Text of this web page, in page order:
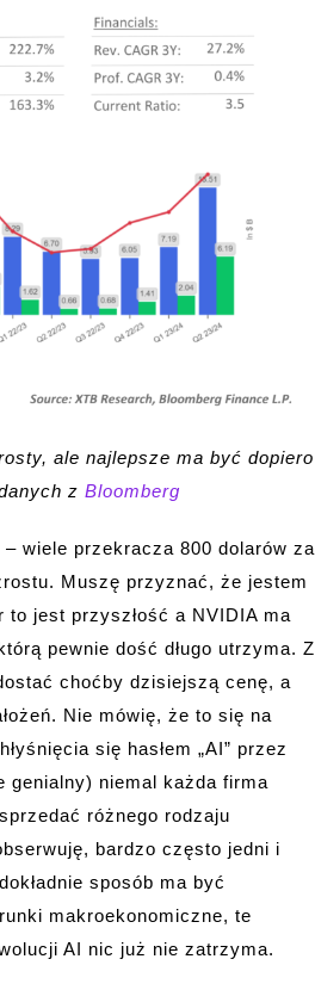
ale najlepsze ma być dopiero
z Bloomberg
wiele przekracza 800 dolarów za
Muszę przyznać, że jestem
jest przyszłość a NVIDIA ma
pewnie dość długo utrzyma. Z
choćby dzisiejszą cenę, a
Nie mówię, że to się na
się hasłem „AI” przez
genialny) niemal każda firma
różnego rodzaju
bardzo często jedni i
sposób ma być
makroekonomiczne, te
AI nic już nie zatrzyma.